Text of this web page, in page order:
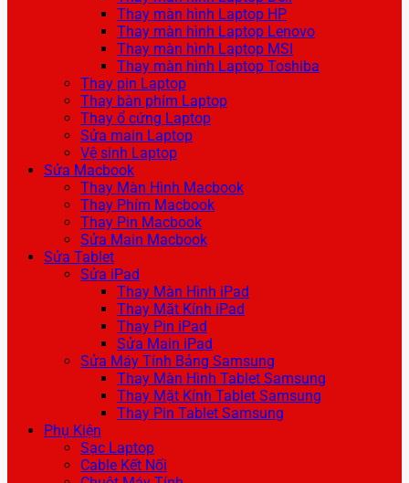
Thay màn hình Laptop HP
Thay màn hình Laptop Lenovo
Thay màn hình Laptop MSI
Thay màn hình Laptop Toshiba
Thay pin Laptop
Thay bàn phím Laptop
Thay ổ cứng Laptop
Sửa main Laptop
Vệ sinh Laptop
Sửa Macbook
Thay Màn Hình Macbook
Thay Phím Macbook
Thay Pin Macbook
Sửa Main Macbook
Sửa Tablet
Sửa iPad
Thay Màn Hình iPad
Thay Mặt Kính iPad
Thay Pin iPad
Sửa Main iPad
Sửa Máy Tính Bảng Samsung
Thay Màn Hình Tablet Samsung
Thay Mặt Kính Tablet Samsung
Thay Pin Tablet Samsung
Phụ Kiện
Sạc Laptop
Cable Kết Nối